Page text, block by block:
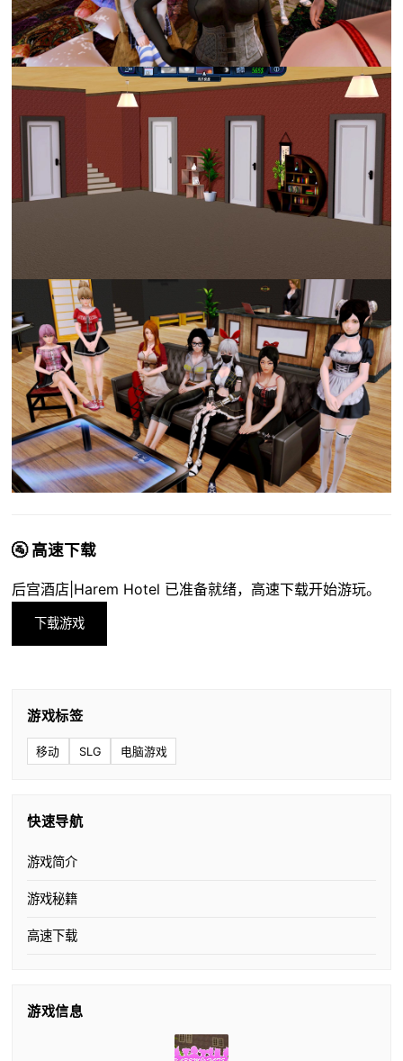
🚰 高速下载
后宫酒店|Harem Hotel 已准备就绪，高速下载开始游玩。
下载游戏
游戏标签
移动 SLG 电脑游戏
快速导航
游戏简介
游戏秘籍
高速下载
游戏信息